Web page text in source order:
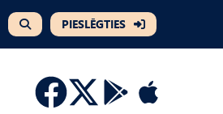
PIESLĒGTIES